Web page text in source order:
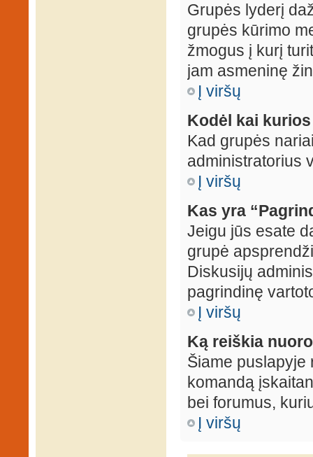
Grupės lyderį
grupės kūrimo
žmogus į kurį
jam asmeninę
Į viršų
Kodėl kai
Kad grupės
administratorius
Į viršų
Kas yra
Jeigu jūs esate
grupė
Diskusijų
pagrindinę
Į viršų
Ką reiškia
Šiame
komandą
bei forumus,
Į viršų